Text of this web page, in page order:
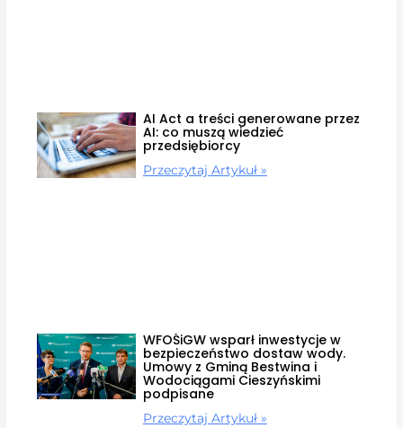
AI Act a treści generowane przez
AI: co muszą wiedzieć
przedsiębiorcy
Przeczytaj Artykuł »
WFOŚiGW wsparł inwestycje w
bezpieczeństwo dostaw wody.
Umowy z Gminą Bestwina i
Wodociągami Cieszyńskimi
podpisane
Przeczytaj Artykuł »